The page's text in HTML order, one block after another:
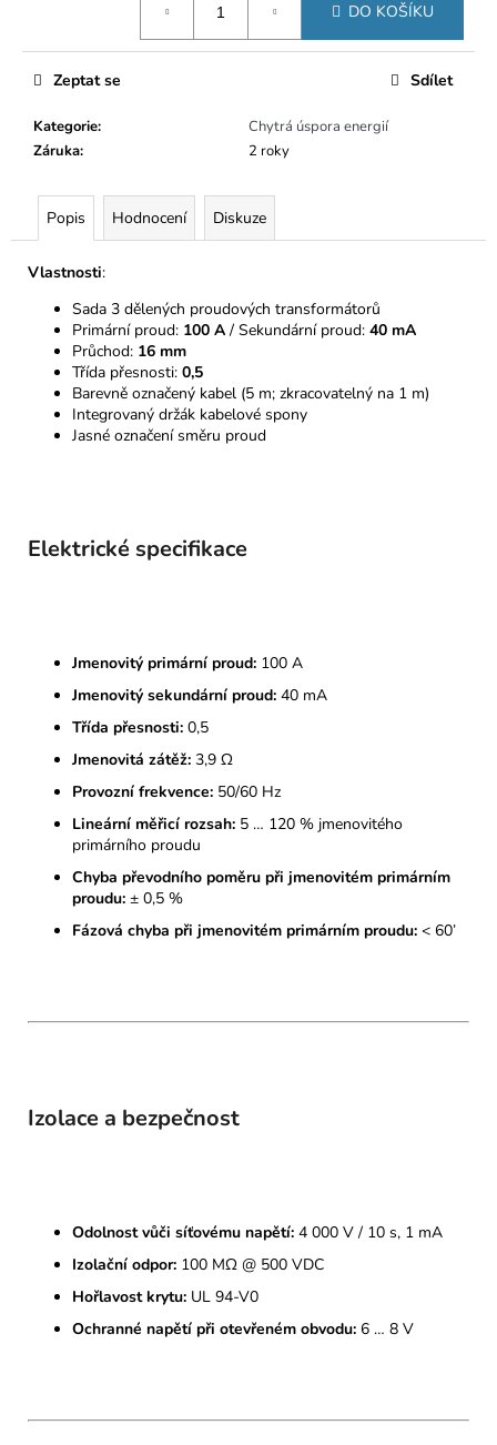
DO KOŠÍKU
Kategorie:
Chytrá úspora energií
Záruka: 2 roky
Zeptat se Sdílet
Popis Hodnocení Diskuze
Vlastnosti:
Sada 3 dělených proudových transformátorů
Primární proud: 100 A / Sekundární proud: 40 mA
Průchod: 16 mm
Třída přesnosti: 0,5
Barevně označený kabel (5 m; zkracovatelný na 1 m)
Integrovaný držák kabelové spony
Jasné označení směru proud
Elektrické specifikace
Jmenovitý primární proud: 100 A
Jmenovitý sekundární proud: 40 mA
Třída přesnosti: 0,5
Jmenovitá zátěž: 3,9 Ω
Provozní frekvence: 50/60 Hz
Lineární měřicí rozsah: 5 … 120 % jmenovitého
primárního proudu
Chyba převodního poměru při jmenovitém primárním
proudu: ± 0,5 %
Fázová chyba při jmenovitém primárním proudu: < 60’
Izolace a bezpečnost
Odolnost vůči síťovému napětí: 4 000 V / 10 s, 1 mA
Izolační odpor: 100 MΩ @ 500 VDC
Hořlavost krytu: UL 94-V0
Ochranné napětí při otevřeném obvodu: 6 … 8 V